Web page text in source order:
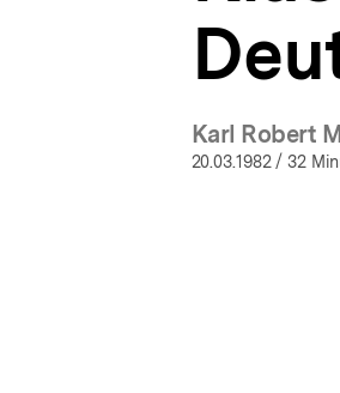
Karl Robert
20.03.1982/ 32